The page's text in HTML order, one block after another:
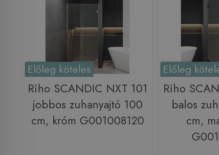
Előleg köteles
Riho SCANDIC NXT 101
jobbos zuhanyajtó 100
cm, króm G001008120
Előleg
Riho
balos
cm,